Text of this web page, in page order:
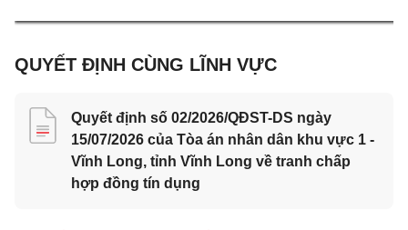
QUYẾT ĐỊNH CÙNG LĨNH VỰC
Quyết định số 02/2026/QĐST-DS ngày
15/07/2026 của Tòa án nhân dân khu vực 1 -
Vĩnh Long, tỉnh Vĩnh Long về tranh chấp
hợp đồng tín dụng